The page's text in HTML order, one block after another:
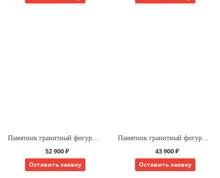
52 900 ₽
Оставить заявку
43 900 ₽
Оставить заявку